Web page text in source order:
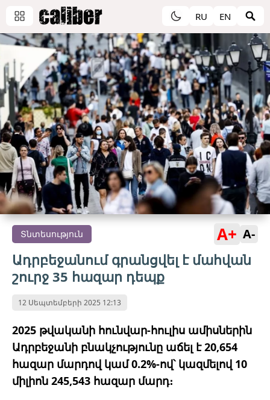
RU EN
Տնտեսություն A+ A-
Ադրբեջանում գրանցվել է մահվան
շուրջ 35 հազար դեպք
12 Սեպտեմբերի 2025 12:13
2025 թվականի հունվար-հուլիս ամիսներին
Ադրբեջանի բնակչությունը աճել է 20,654
հազար մարդով կամ 0.2%-ով՝ կազմելով 10
միլիոն 245,543 հազար մարդ։